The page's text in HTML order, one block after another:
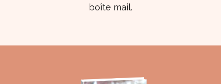
boîte mail.